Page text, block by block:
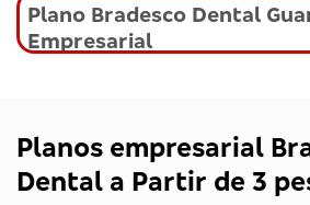
Plano Bradesco Dental
Empresarial
Planos empresarial
Dental a Partir de 3